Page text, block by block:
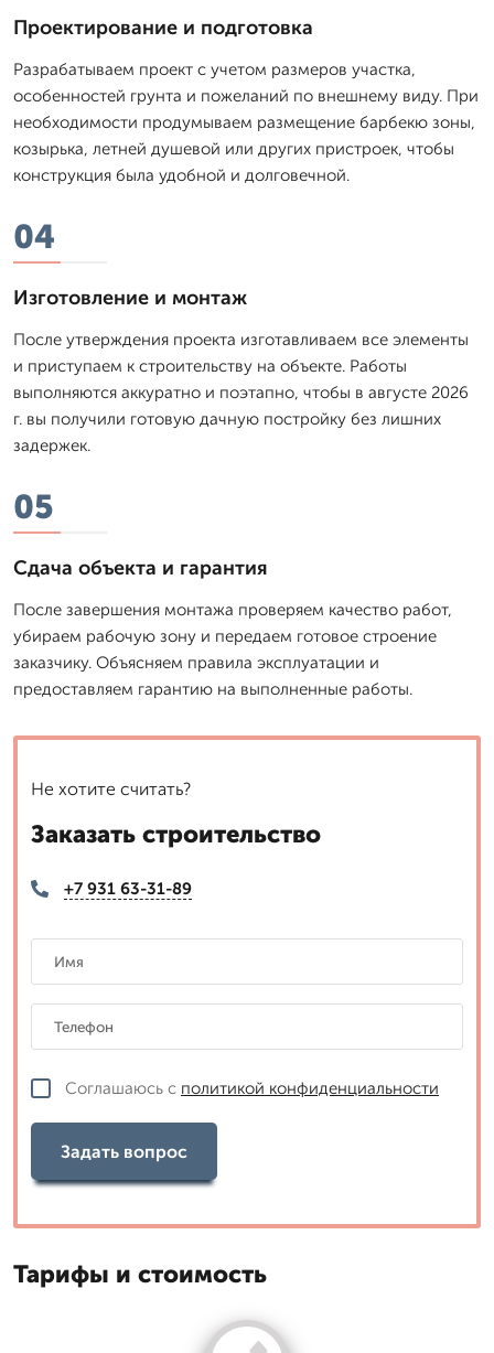
Проектирование и подготовка
Разрабатываем проект с учетом размеров участка,
особенностей грунта и пожеланий по внешнему виду. При
необходимости продумываем размещение барбекю зоны,
козырька, летней душевой или других пристроек, чтобы
конструкция была удобной и долговечной.
04
Изготовление и монтаж
После утверждения проекта изготавливаем все элементы
и приступаем к строительству на объекте. Работы
выполняются аккуратно и поэтапно, чтобы в августе 2026
г. вы получили готовую дачную постройку без лишних
задержек.
05
Сдача объекта и гарантия
После завершения монтажа проверяем качество работ,
убираем рабочую зону и передаем готовое строение
заказчику. Объясняем правила эксплуатации и
предоставляем гарантию на выполненные работы.
Не хотите считать?
Заказать строительство
+7 931 63-31-89
Соглашаюсь с политикой конфиденциальности
Задать вопрос
Тарифы и стоимость